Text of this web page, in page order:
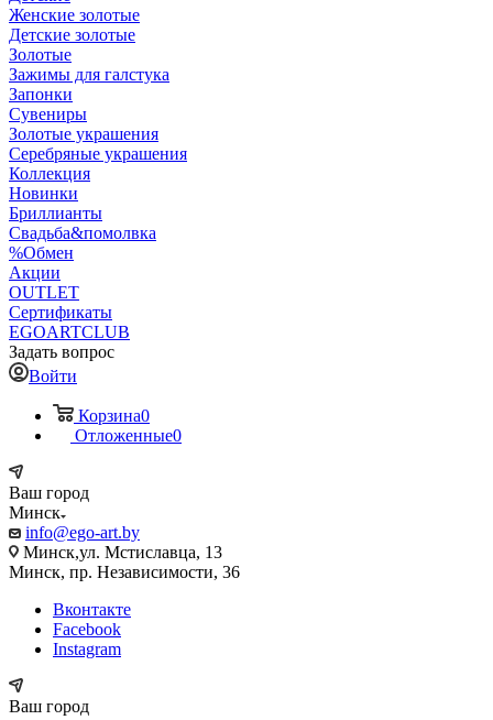
Женские золотые
Детские золотые
Золотые
Зажимы для галстука
Запонки
Сувениры
Золотые украшения
Серебряные украшения
Коллекция
Новинки
Бриллианты
Свадьба&помолвка
%Обмен
Акции
OUTLET
Сертификаты
EGOARTCLUB
Задать вопрос
Войти
Корзина0
Отложенные0
Ваш город
Минск
info@ego-art.by
Минск,ул. Мстиславца, 13
Минск, пр. Независимости, 36
Вконтакте
Facebook
Instagram
Ваш город